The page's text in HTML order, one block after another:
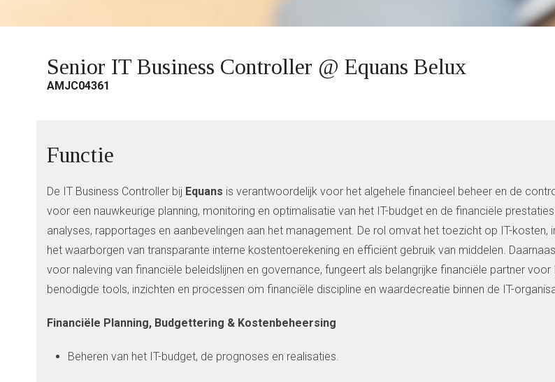
Senior IT Business Controller @ Equans Belux
AMJC04361
Functie
De IT Business Controller bij Equans is verantwoordelijk voor het algehele financieel beheer en de
voor een nauwkeurige planning, monitoring en optimalisatie van het IT-budget en de financiële
analyses, rapportages en aanbevelingen aan het management. De rol omvat het toezicht op IT-kosten,
het waarborgen van transparante interne kostentoerekening en efficiënt gebruik van middelen.
voor naleving van financiële beleidslijnen en governance, fungeert als belangrijke financiële partner voor
benodigde tools, inzichten en processen om financiële discipline en waardecreatie binnen de IT-
Financiële Planning, Budgettering & Kostenbeheersing
Beheren van het IT-budget, de prognoses en realisaties.